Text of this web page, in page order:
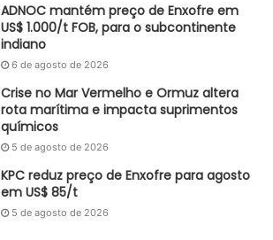
ADNOC mantém preço de Enxofre em
US$ 1.000/t FOB, para o subcontinente
indiano
6 de agosto de 2026
Crise no Mar Vermelho e Ormuz altera
rota marítima e impacta suprimentos
químicos
5 de agosto de 2026
KPC reduz preço de Enxofre para agosto
em US$ 85/t
5 de agosto de 2026